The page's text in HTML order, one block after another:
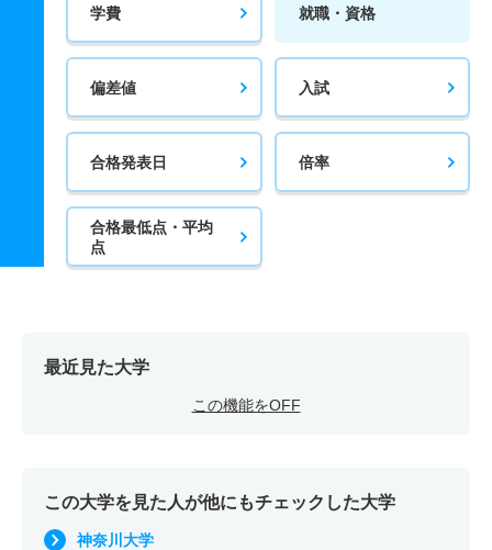
学費 就職・資格
偏差値 入試
合格発表日 倍率
合格最低点・平均
点
最近見た大学
この機能をOFF
この大学を見た人が他にもチェックした大学
神奈川大学